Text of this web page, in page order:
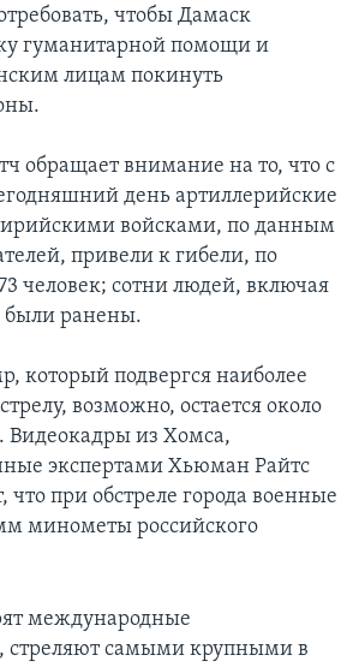
чтобы Дамаск
гуманитарной помощи и
лицам покинуть
обращает внимание на то, что с
день артиллерийские
войсками, по данным
привели к гибели, по
человек; сотни людей, включая
ранены.
который подвергся наиболее
возможно, остается около
Видеокадры из Хомса,
экспертами Хьюман Райтс
что при обстреле города военные
минометы российского
международные
стреляют самыми крупными в